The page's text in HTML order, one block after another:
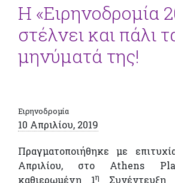
Η «Ειρηνοδρομία
στέλνει και πάλι
μηνύματά της!
Ειρηνοδρομία
10 Απριλίου, 2019
Πραγματοποιήθηκε με
Απριλίου, στο Athens
καθιερωμένη 1η